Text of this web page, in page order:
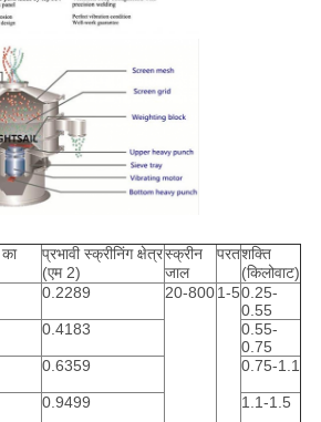
प्रभावी स्क्रीनिंग क्षेत्र
(एम 2)
स्क्रीन
जाल
परतशक्ति
(किलोवाट)
0.2289 20-8001-50.25-
0.55
0.4183
0.55-
0.75
0.6359 0.75-1.1
0.9499 1.1-1.5